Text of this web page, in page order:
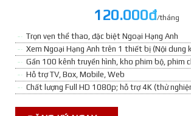
120.000đ/tháng
Trọn vẹn thể thao, đặc biệt Ngoại Hạng Anh
Xem Ngoại Hạng Anh trên 1 thiết bị (Nội dung
Gần 100 kênh truyền hình, kho phim bộ, phim
Hỗ trợ TV, Box, Mobile, Web
Chất lượng Full HD 1080p; hỗ trợ 4K (thử